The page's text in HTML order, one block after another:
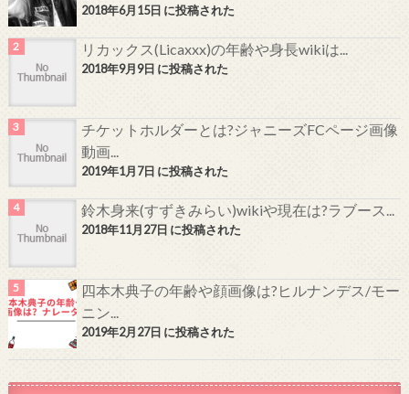
2018年6月15日 に投稿された
リカックス(Licaxxx)の年齢や身長wikiは...
2018年9月9日 に投稿された
チケットホルダーとは?ジャニーズFCページ画像
動画...
2019年1月7日 に投稿された
鈴木身来(すずきみらい)wikiや現在は?ラブース...
2018年11月27日 に投稿された
四本木典子の年齢や顔画像は?ヒルナンデス/モー
ニン...
2019年2月27日 に投稿された